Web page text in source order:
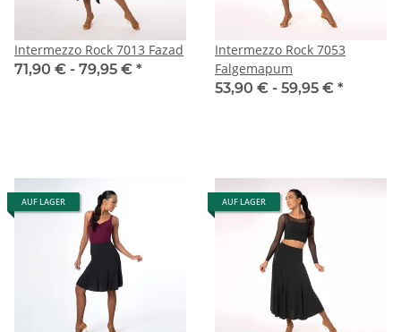
Intermezzo Rock 7013 Fazad
71,90 € - 79,95 € *
Intermezzo Rock 7053
Falgemapum
53,90 € - 59,95 € *
AUF LAGER AUF LAGER